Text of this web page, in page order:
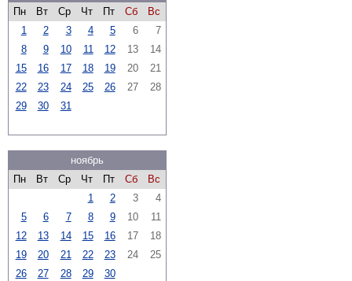
Пн
Вт Ср Чт Пт Сб
Вс
1
2 3 4 5 6
7
8
9 10 11 12 13
14
15
16 17 18 19 20
21
22
23 24 25 26 27
28
29
30 31
ноябрь
Пн
Вт Ср Чт Пт Сб
Вс
1
2 3
4
5
6 7 8 9 10
11
12
13 14 15 16 17
18
19
20 21 22 23 24
25
26
27 28 29 30